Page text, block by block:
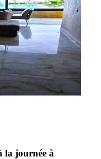
la journée à